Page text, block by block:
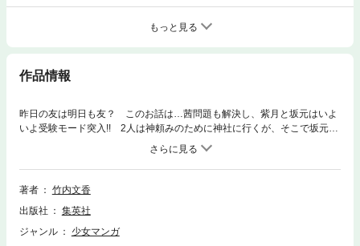
もっと見る
作品情報
昨日の友は明日も友？ このお話は…茜問題も解決し、紫月と坂元はいよ
いよ受験モード突入!! 2人は神頼みのために神社に行くが、そこで坂元が
紫月に告白して…!! 受験の、恋愛の行方は!? 堂々の完結巻!!
著者
竹内文香
出版社
集英社
ジャンル
少女マンガ